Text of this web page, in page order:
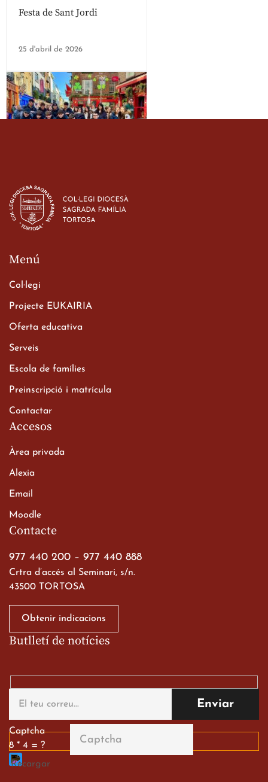
Festa de Sant Jordi
25 d'abril de 2026
d’ESO-BSD a Irlanda
23 de març de 2026
Xerrada del Sr. Bisbe als
Batxillerat
a les ciutats imperials
alumnes al Tortosa
English Festival
13 de març de 2026
Contacte
977 440 200 – 977 440 888
Crtra d’accés al Seminari, s/n.
43500 TORTOSA
Obtenir indicacions
Menú
Col·legi
Projecte EUKAIRIA
Oferta educativa
Serveis
Escola de famílies
Preinscripció i matrícula
Contactar
Accesos
Àrea privada
Alexia
Email
Moodle
Butlletí de notícies
Captcha
8 * 4 = ?